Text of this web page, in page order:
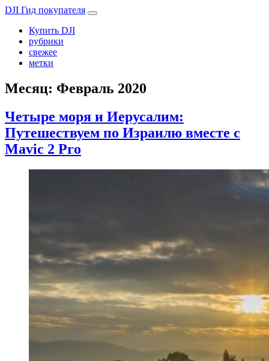
DJI Гид покупателя
Купить DJI
рубрики
свежее
метки
Месяц: Февраль 2020
Четыре моря и Иерусалим:
Путешествуем по Израилю вместе с
Mavic 2 Pro